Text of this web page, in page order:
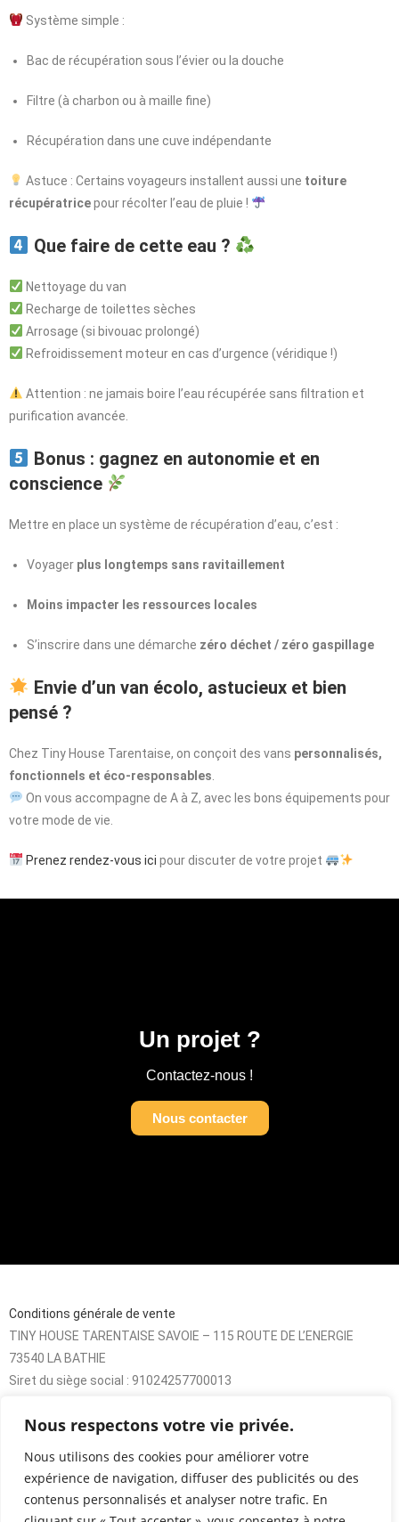
Nous respectons votre vie privée.
Nous utilisons des cookies pour améliorer votre
expérience de navigation, diffuser des publicités ou des
contenus personnalisés et analyser notre trafic. En
Système simple :
Bac de récupération sous l’évier ou la douche
Filtre (à charbon ou à maille fine)
Récupération dans une cuve indépendante
Astuce : Certains voyageurs installent aussi une toiture
récupératricepour récolter l’eau de pluie !
Que faire de cette eau ?
Nettoyage du van
Recharge de toilettes sèches
Arrosage (si bivouac prolongé)
Refroidissement moteur en cas d’urgence (véridique !)
Attention : ne jamais boire l’eau récupérée sans filtration et
purification avancée.
Bonus : gagnez en autonomie et en
conscience
Mettre en place un système de récupération d’eau, c’est :
Voyager plus longtemps sans ravitaillement
Moins impacter les ressources locales
S’inscrire dans une démarche zéro déchet / zéro gaspillage
Envie d’un van écolo, astucieux et bien
pensé ?
Chez Tiny House Tarentaise, on conçoit des vans personnalisés,
fonctionnels et éco-responsables
On vous accompagne de A à Z, avec les bons équipements pour
votre mode de vie.
Prenez rendez-vous ici pour discuter de votre projet
Un projet ?
Contactez-nous !
Nous contacter
Conditions générale de vente
TINY HOUSE TARENTAISE SAVOIE – 115 ROUTE DE L’ENERGIE
73540 LA BATHIE
Siret du siège social : 91024257700013